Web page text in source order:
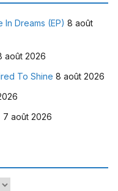
In Dreams (EP) 8 août
août 2026
To Shine 8 août 2026
7 août 2026